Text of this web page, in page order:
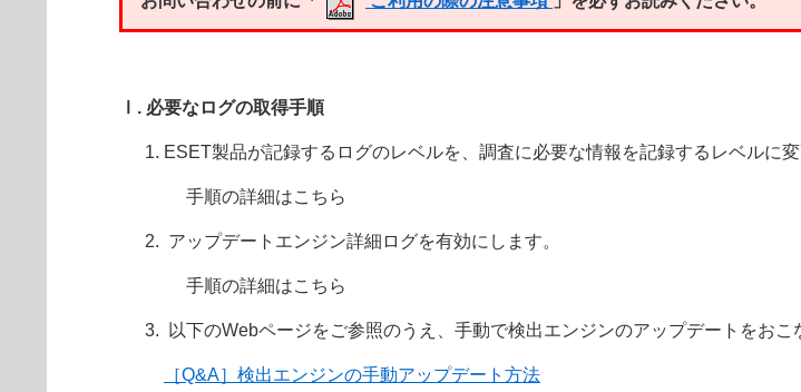
Ⅰ. 必要なログの取得手順
ESET製品が記録するログのレベルを、調査に必要な情報を記録するレベルに変
手順の詳細はこちら
アップデートエンジン詳細ログを有効にします。
手順の詳細はこちら
以下のWebページをご参照のうえ、手動で検出エンジンのアップデートをおこ
［Q&A］検出エンジンの手動アップデート方法